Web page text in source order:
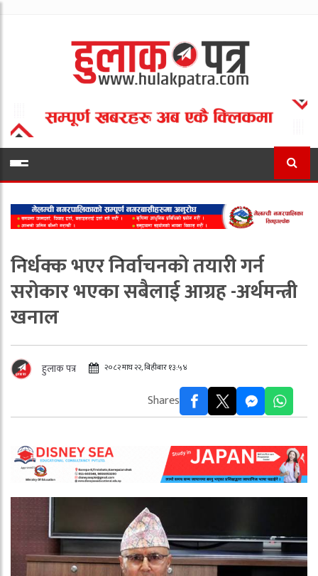
निर्धक्क भएर निर्वाचनको तयारी गर्न
सरोकार भएका सबैलाई आग्रह -अर्थमन्त्री
खनाल
हुलाक पत्र २०८२ माघ २२, बिहीबार १३:५४
Shares